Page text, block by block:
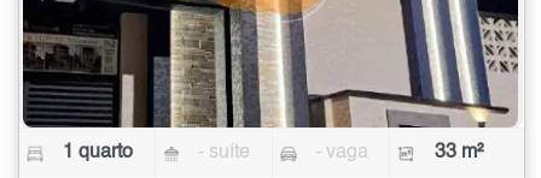
1 quarto - suíte - vaga 33 m²